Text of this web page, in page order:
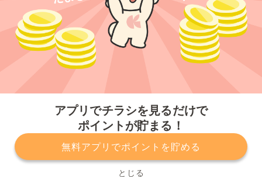
アプリでチラシを見るだけで
ポイントが貯まる！
無料アプリでポイントを貯める
とじる
プライバシーポリシー 利用規約
運営会社
サービスに関してのお問い合わせ